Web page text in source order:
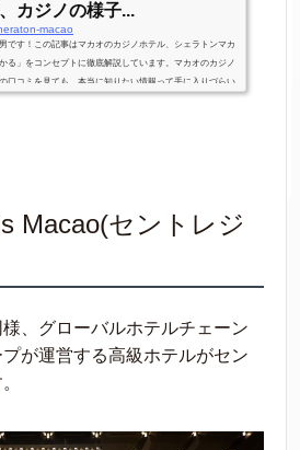
、カジノの様子...
macao
です！この記事はマカオのカジノホテル、シェラトンマカ
る」をコンセプトに徹底解説しています。マカオのカジノ
口コミを見ても、本当に知りたい情報って手に入りづらい
Macao(セントレジ
、グローバルホテルチェーン
が運営する高級ホテルがセン